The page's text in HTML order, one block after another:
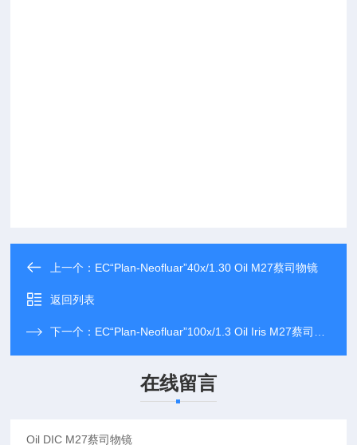
上一个： EC“Plan-Neofluar”40x/1.30 Oil M27蔡司物镜
返回列表
下一个： EC“Plan-Neofluar”100x/1.3 Oil Iris M27蔡司物镜
在线留言